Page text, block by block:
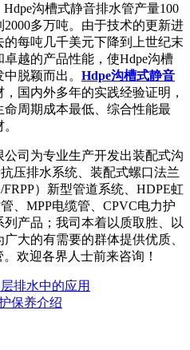
沟槽式静音排水管产量100
多万吨。由于技术的更新进
每吨几千美元下降到上世纪末
越的产品性能，使Hdpe沟槽
脱颖而出。 Hdpe沟槽式静音
国内外多年的实践经验证明，
周期成本最低、综合性能最
司为专业生产开发出装配式沟
压排水系统、装配式螺口法兰
）新型管道系统、HDPE虹
、MPP电缆管、CPVC电力护
产品；我司本着以质取胜、以
大的有需要的群体提供优质、
欢迎各界人士前来咨询！
排水中的应用
保养介绍